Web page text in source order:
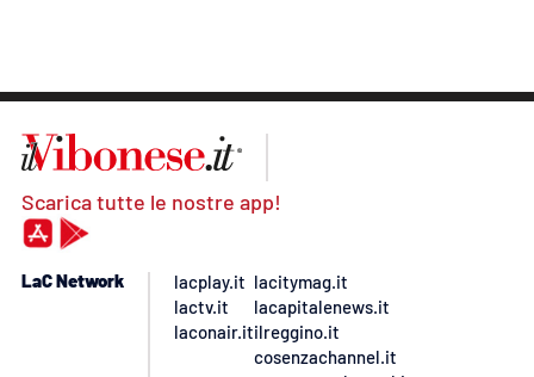
Scarica tutte le nostre app!
LaC Network
lacplay.it
lactv.it
laconair.it
lacitymag.it
lacapitalenews.it
ilreggino.it
cosenzachannel.it